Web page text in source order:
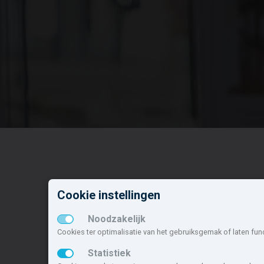
Nieuwbouw in deze
gemeente
Alle nieuwbouw projecten
Actuele nieuwbouwprojecten
Toekomstige nieuwbouwaanbod
Cookie instellingen
Noodzakelijk
Cookies ter optimalisatie van het gebruiksgemak of laten
Statistiek